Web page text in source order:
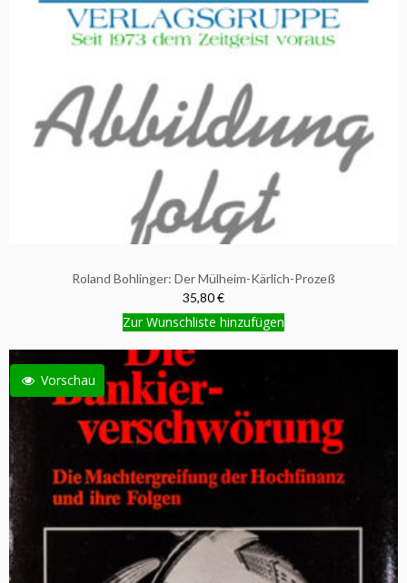
Roland Bohlinger: Der Mülheim-Kärlich-Prozeß
35,80 €
Zur Wunschliste hinzufügen
Vorschau